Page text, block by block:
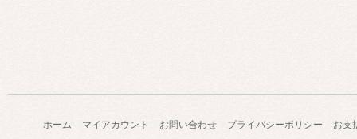
ホーム マイアカウント お問い合わせ プライバシーポリシー お支